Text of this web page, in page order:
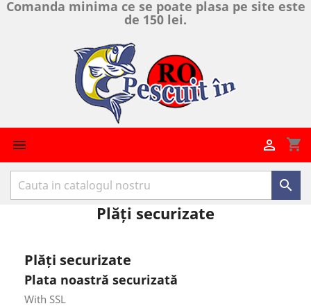
Comanda minima ce se poate plasa pe site este
de 150 lei.
 shopping_cart


Plăți securizate
Plăți securizate
Plata noastră securizată
With SSL